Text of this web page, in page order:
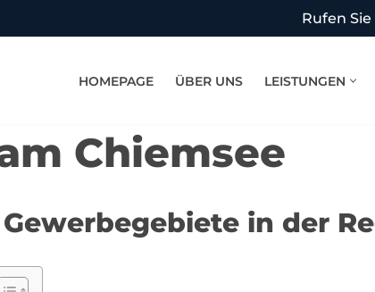
Rufen
HOMEPAGE ÜBER UNS LEISTUNGEN
Chiemsee
in der